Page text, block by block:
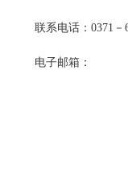
联系电话： 0371－
电子邮箱：